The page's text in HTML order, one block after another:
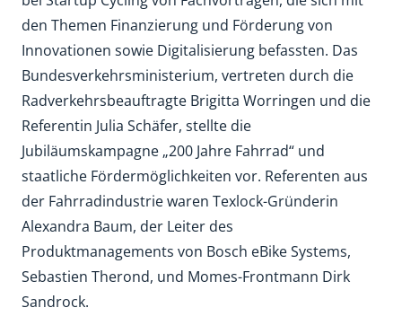
den Themen Finanzierung und Förderung von
Innovationen sowie Digitalisierung befassten. Das
Bundesverkehrsministerium, vertreten durch die
Radverkehrsbeauftragte Brigitta Worringen und die
Referentin Julia Schäfer, stellte die
Jubiläumskampagne „200 Jahre Fahrrad“ und
staatliche Fördermöglichkeiten vor. Referenten aus
der Fahrradindustrie waren Texlock-Gründerin
Alexandra Baum, der Leiter des
Produktmanagements von Bosch eBike Systems,
Sebastien Therond, und Momes-Frontmann Dirk
Sandrock.